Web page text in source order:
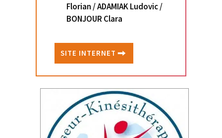
Florian / ADAMIAK Ludovic /
BONJOUR Clara
SITE INTERNET